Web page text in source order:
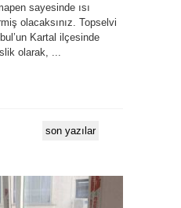
sayesinde ısı
olacaksınız. Topselvi
Kartal ilçesinde
olarak, ...
son yazılar